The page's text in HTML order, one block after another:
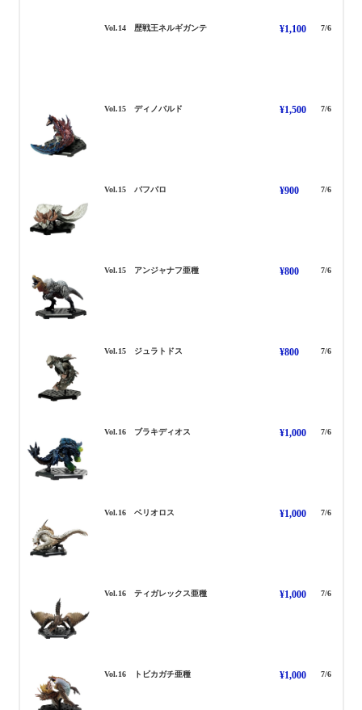
Vol.14 歴戦王ネルギガンテねるぎがんて れきせんおう
¥1,100 7/6
Vol.15 ディノバルドでぃのばるど ¥1,500 7/6
Vol.15 バフバロばふばろ ¥900 7/6
Vol.15 アンジャナフ亜種あんじゃなふ あしゅ ¥800 7/6
Vol.15 ジュラトドス ¥800 7/6
Vol.16 ブラキディオス ¥1,000 7/6
Vol.16 ベリオロス ¥1,000 7/6
Vol.16 ティガレックス亜種てぃがれっくす あしゅ
¥1,000 7/6
Vol.16 トビカガチ亜種とびかがち あしゅ ¥1,000 7/6